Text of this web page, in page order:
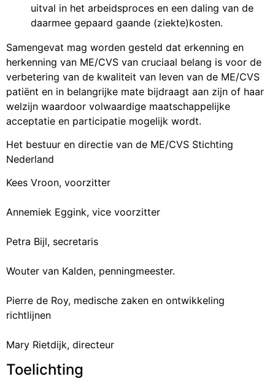
uitval in het arbeidsproces en een daling van de
daarmee gepaard gaande (ziekte)kosten.
Samengevat mag worden gesteld dat erkenning en
herkenning van ME/CVS van cruciaal belang is voor de
verbetering van de kwaliteit van leven van de ME/CVS
patiënt en in belangrijke mate bijdraagt aan zijn of haar
welzijn waardoor volwaardige maatschappelijke
acceptatie en participatie mogelijk wordt.
Het bestuur en directie van de ME/CVS Stichting
Nederland
Kees Vroon, voorzitter
Annemiek Eggink, vice voorzitter
Petra Bijl, secretaris
Wouter van Kalden, penningmeester.
Pierre de Roy, medische zaken en ontwikkeling
richtlijnen
Mary Rietdijk, directeur
Toelichting